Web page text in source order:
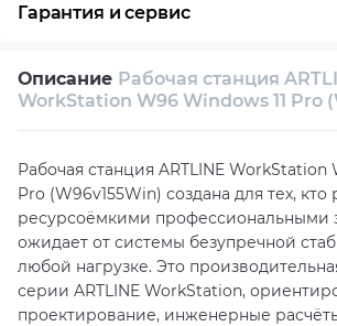
Гарантия и сервис
Возврат и обмен в течение 14 дней
Техническая поддержка
Описание Рабочая станция
WorkStation W96 Windows 11 Pro
Рабочая станция ARTLINE WorkStation
Pro (W96v155Win) создана для тех, кто
ресурсоёмкими профессиональными
ожидает от системы безупречной
любой нагрузке. Это
серии ARTLINE WorkStation,
проектирование, инженерные